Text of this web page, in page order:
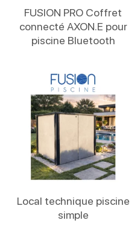
FUSION PRO Coffret
connecté AXON.E pour
piscine Bluetooth
Local technique piscine
simple